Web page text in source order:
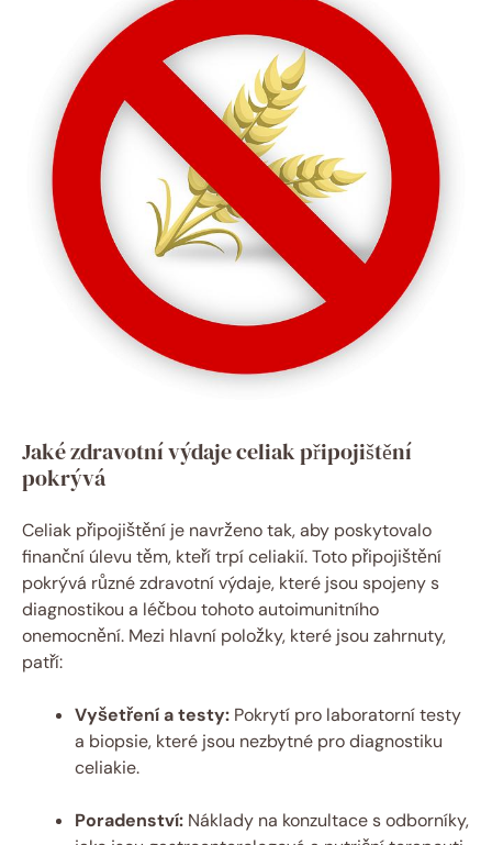
Jaké zdravotní výdaje celiak připojištění
pokrývá
Celiak připojištění je navrženo tak, ‍aby ⁢poskytovalo
finanční úlevu těm, kteří trpí celiakií. Toto⁤ připojištění
pokrývá různé zdravotní výdaje, ‌které jsou spojeny s
diagnostikou a ⁤léčbou tohoto autoimunitního
onemocnění.‍ Mezi hlavní položky, které jsou zahrnuty,
patří:
Vyšetření ⁢a testy: Pokrytí pro laboratorní‌ testy
a biopsie, které jsou nezbytné pro diagnostiku
celiakie.
Poradenství: Náklady na konzultace s odborníky,